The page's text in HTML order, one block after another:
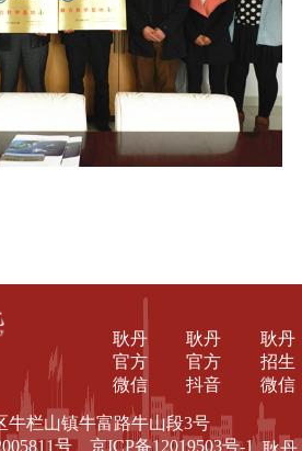
耿丹
招生
微信
耿丹
官方
抖音
耿丹
官方
微信
牛栏山镇牛富路牛山段3号
号
京ICP备12019503号-1